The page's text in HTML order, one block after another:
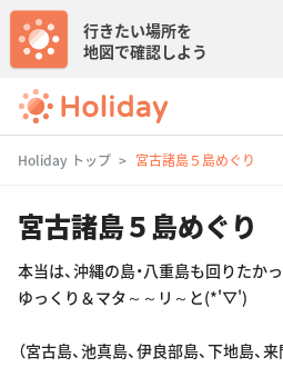
行きたい場所を
地図で確認しよう
Holiday トップ 宮古諸島５島めぐり
宮古諸島５島めぐり
本当は、沖縄の島・八重島も回りたか
ゆっくり＆マタ～～リ～と(*'▽')
（宮古島、池真島、伊良部島、下地島、